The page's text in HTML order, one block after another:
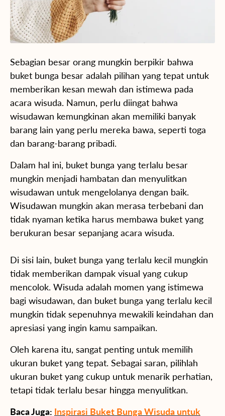
Sebagian besar orang mungkin berpikir bahwa
buket bunga besar adalah pilihan yang tepat untuk
memberikan kesan mewah dan istimewa pada
acara wisuda. Namun, perlu diingat bahwa
wisudawan kemungkinan akan memiliki banyak
barang lain yang perlu mereka bawa, seperti toga
dan barang-barang pribadi.
Dalam hal ini, buket bunga yang terlalu besar
mungkin menjadi hambatan dan menyulitkan
wisudawan untuk mengelolanya dengan baik.
Wisudawan mungkin akan merasa terbebani dan
tidak nyaman ketika harus membawa buket yang
berukuran besar sepanjang acara wisuda.
Di sisi lain, buket bunga yang terlalu kecil mungkin
tidak memberikan dampak visual yang cukup
mencolok. Wisuda adalah momen yang istimewa
bagi wisudawan, dan buket bunga yang terlalu kecil
mungkin tidak sepenuhnya mewakili keindahan dan
apresiasi yang ingin kamu sampaikan.
Oleh karena itu, sangat penting untuk memilih
ukuran buket yang tepat. Sebagai saran, pilihlah
ukuran buket yang cukup untuk menarik perhatian,
tetapi tidak terlalu besar hingga menyulitkan.
Baca Juga: Inspirasi Buket Bunga Wisuda untuk